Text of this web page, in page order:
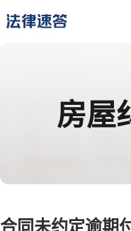
房屋
合同未约定逾期